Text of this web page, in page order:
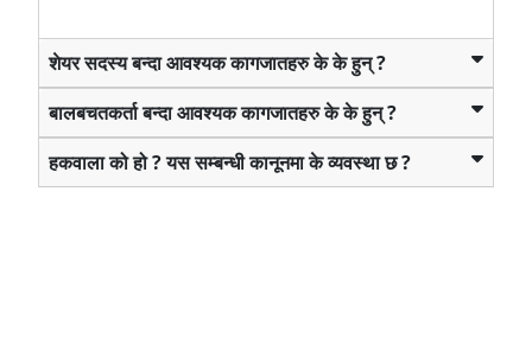
शेयर सदस्य बन्दा आवश्यक कागजातहरु के के हुन् ?
बालबचतकर्ता बन्दा आवश्यक कागजातहरु के के हुन् ?
हकवाला को हो ? यस सम्बन्धी कानूनमा के व्यवस्था छ ?